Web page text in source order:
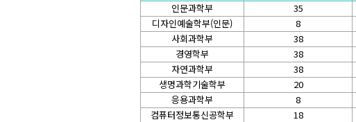
인문과학부
35
디자인예술학부(인문)
8
사회과학부
38
경영학부
38
자연과학부
38
생명과학기술학부
20
응용과학부
8
컴퓨터정보통신공학부
18